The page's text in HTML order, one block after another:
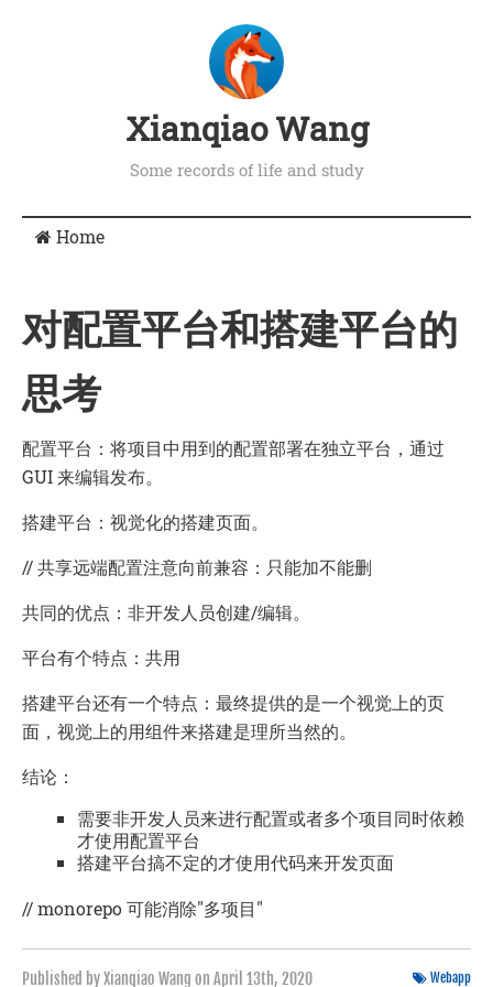
Xianqiao Wang
Some records of life and study
Home
对配置平台和搭建平台的
思考
配置平台：将项目中用到的配置部署在独立平台，通过
GUI 来编辑发布。
搭建平台：视觉化的搭建页面。
// 共享远端配置注意向前兼容：只能加不能删
共同的优点：非开发人员创建/编辑。
平台有个特点：共用
搭建平台还有一个特点：最终提供的是一个视觉上的页
面，视觉上的用组件来搭建是理所当然的。
结论：
需要非开发人员来进行配置或者多个项目同时依赖
才使用配置平台
搭建平台搞不定的才使用代码来开发页面
// monorepo 可能消除"多项目"
Published by Xianqiao Wang on April 13th, 2020 Webapp